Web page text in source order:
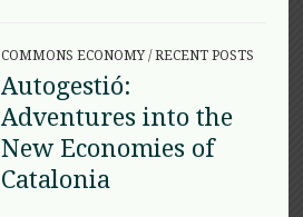
COMMONS ECONOMY/RECENT POSTS
Autogestió:
Adventures into the
New Economies of
Catalonia